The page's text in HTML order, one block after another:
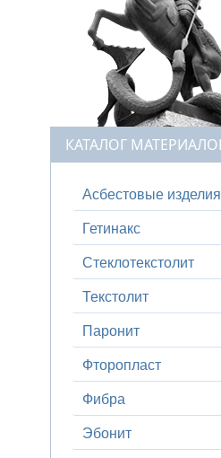
КАТАЛОГ
Асбестовые изделия
Гетинакс
Стеклотекстолит
Текстолит
Паронит
Фторопласт
Фибра
Эбонит